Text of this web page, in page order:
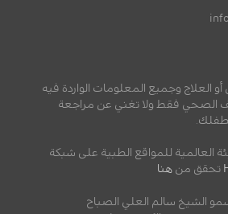
العلاج وجميع المعلومات الواردة فيه
الصحي فقط ولا تغني عن مراجعة
طفلك.
العالمية للمواقع الطبية على شبكة
تحقق من هنا
الشيخ سالم العلي الصباح